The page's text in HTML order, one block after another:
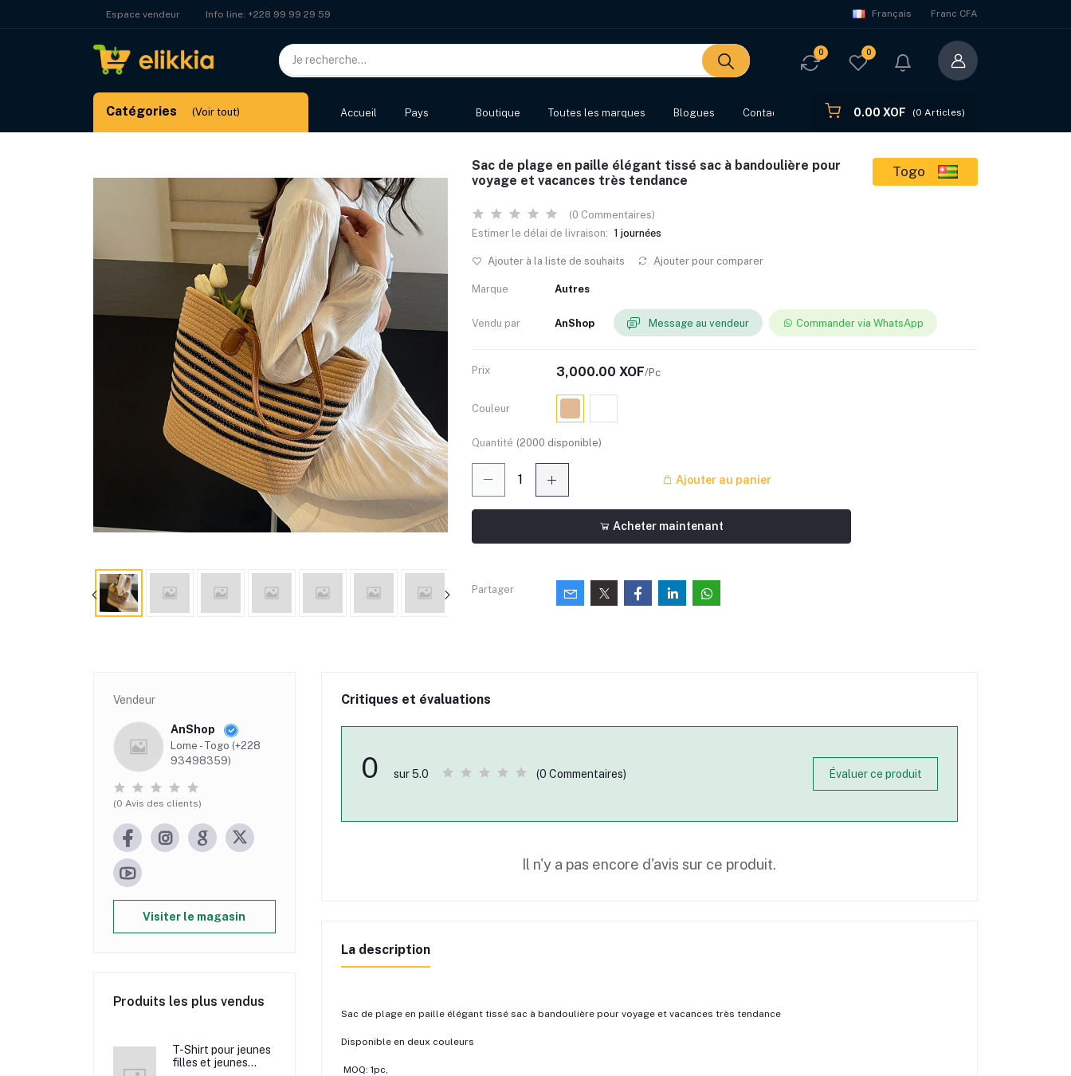
Espace vendeur Info line: +228 99 99 29 59 Français Franc CFA
0 0
Catégories (Voir tout) Accueil Pays Boutique Toutes les marques Blogues Contact 0.00 XOF (0 Articles)
Sac de plage en paille élégant tissé sac à bandoulière pour
voyage et vacances très tendance
Togo
(0 Commentaires)
Estimer le délai de livraison: 1 journées
Ajouter à la liste de souhaits Ajouter pour comparer
Marque Autres
Vendu par AnShop Message au vendeur Commander via WhatsApp
Prix 3,000.00 XOF/Pc
Couleur
Quantité (2000 disponible)
Ajouter au panier
Acheter maintenant
Partager
Vendeur
AnShop
Lome - Togo (+228
93498359)
(0 Avis des clients)
Visiter le magasin
Produits les plus vendus
T-Shirt pour jeunes
filles et jeunes
Critiques et évaluations
0 sur 5.0 (0 Commentaires) Évaluer ce produit
Il n'y a pas encore d'avis sur ce produit.
La description
Sac de plage en paille élégant tissé sac à bandoulière pour voyage et vacances très tendance
Disponible en deux couleurs
MOQ: 1pc,